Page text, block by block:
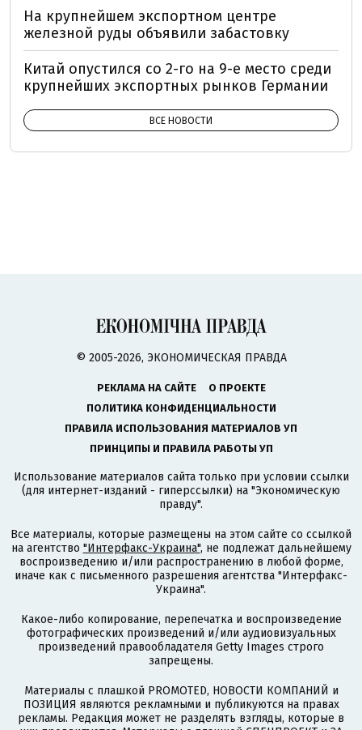
На крупнейшем экспортном центре
железной руды объявили забастовку
Китай опустился со 2-го на 9-е место среди
крупнейших экспортных рынков Германии
ВСЕ НОВОСТИ
© 2005-2026, ЭКОНОМИЧЕСКАЯ ПРАВДА
РЕКЛАМА НА САЙТЕ
О ПРОЕКТЕ
ПОЛИТИКА КОНФИДЕНЦИАЛЬНОСТИ
ПРАВИЛА ИСПОЛЬЗОВАНИЯ МАТЕРИАЛОВ УП
ПРИНЦИПЫ И ПРАВИЛА РАБОТЫ УП
Использование материалов сайта только при условии ссылки
(для интернет-изданий - гиперссылки) на "Экономическую
правду".
Все материалы, которые размещены на этом сайте со ссылкой
на агентство "Интерфакс-Украина", не подлежат дальнейшему
воспроизведению и/или распространению в любой форме,
иначе как с письменного разрешения агентства "Интерфакс-
Украина".
Какое-либо копирование, перепечатка и воспроизведение
фотографических произведений и/или аудиовизуальных
произведений правообладателя Getty Images строго
запрещены.
Материалы с плашкой PROMOTED, НОВОСТИ КОМПАНИЙ и
ПОЗИЦИЯ являются рекламными и публикуются на правах
рекламы. Редакция может не разделять взгляды, которые в